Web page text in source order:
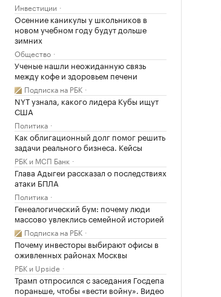
Инвестиции
Осенние каникулы у школьников в
новом учебном году будут дольше
зимних
Общество
Ученые нашли неожиданную связь
между кофе и здоровьем печени
Подписка на РБК
NYT узнала, какого лидера Кубы ищут
США
Политика
Как облигационный долг помог решить
задачи реального бизнеса. Кейсы
РБК и МСП Банк
Глава Адыгеи рассказал о последствиях
атаки БПЛА
Политика
Генеалогический бум: почему люди
массово увлеклись семейной историей
Подписка на РБК
Почему инвесторы выбирают офисы в
оживленных районах Москвы
РБК и Upside
Трамп отпросился с заседания Госдепа
пораньше, чтобы «вести войну». Видео